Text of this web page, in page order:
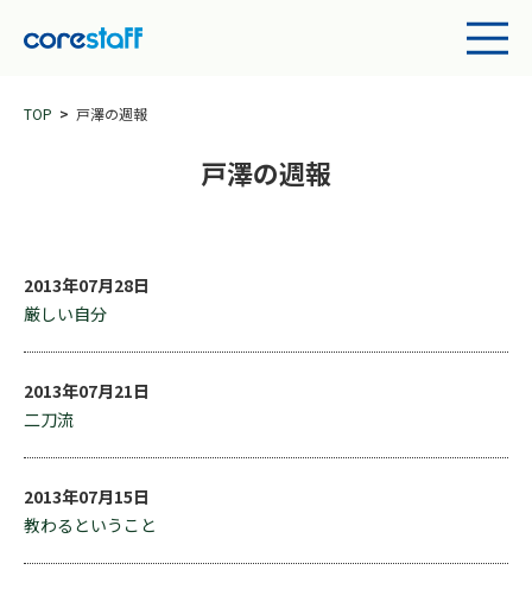
TOP 戸澤の週報
戸澤の週報
2013年07月28日
厳しい自分
2013年07月21日
二刀流
2013年07月15日
教わるということ